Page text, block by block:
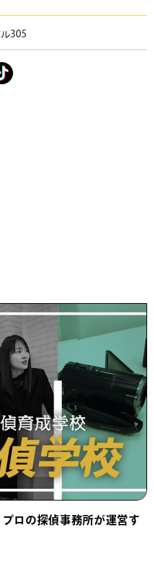
305
ロの探偵事務所が運営す